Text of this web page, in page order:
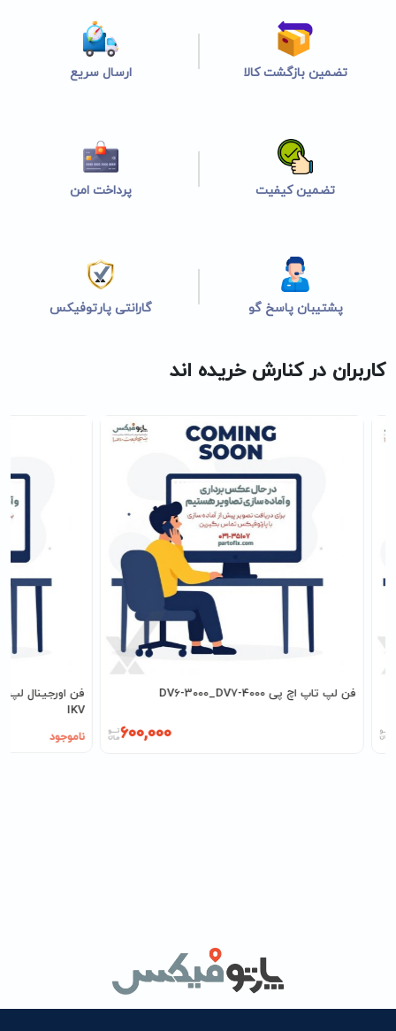
تضمین بازگشت کالا ارسال سریع
تضمین کیفیت پرداخت امن
پشتیبان پاسخ گو گارانتی پارتوفیکس
کاربران در کنارش خریده اند
فن لپ تاپ اچ پی DV6-3000_DV7-4000
600,000
IKV
ناموجود